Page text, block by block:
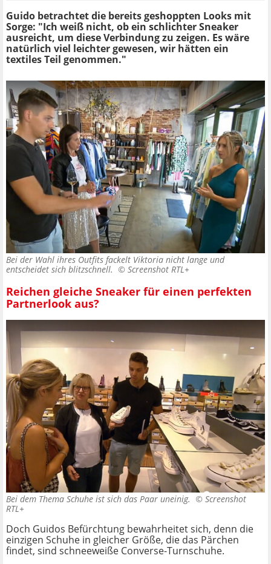
Guido betrachtet die bereits geshoppten Looks mit
Sorge: "Ich weiß nicht, ob ein schlichter Sneaker
ausreicht, um diese Verbindung zu zeigen. Es wäre
natürlich viel leichter gewesen, wir hätten ein
textiles Teil genommen."
Bei der Wahl ihres Outfits fackelt Viktoria nicht lange und
entscheidet sich blitzschnell. © Screenshot RTL+
Reichen gleiche Sneaker für einen perfekten
Partnerlook aus?
Bei dem Thema Schuhe ist sich das Paar uneinig. © Screenshot
RTL+
Doch Guidos Befürchtung bewahrheitet sich, denn die
einzigen Schuhe in gleicher Größe, die das Pärchen
findet, sind schneeweiße Converse-Turnschuhe.